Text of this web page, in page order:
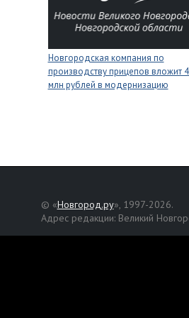
Новгородская компания по
производству прицепов вложит
млн рублей в модернизацию
© «Новгород.ру», 1997-2026.
Адрес редакции: Великий